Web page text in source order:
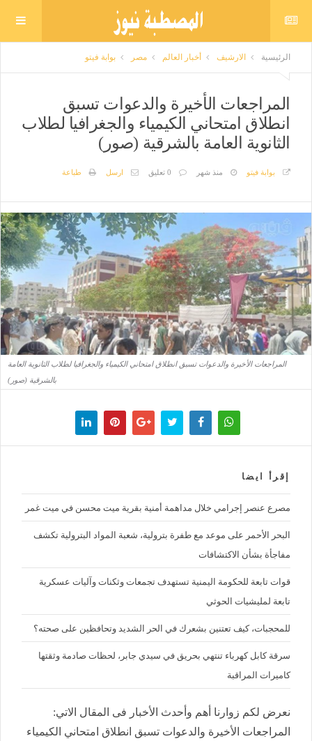
الرئيسية الارشيف أخبار العالم مصر بوابة فيتو
المراجعات الأخيرة والدعوات تسبق
انطلاق امتحاني الكيمياء والجغرافيا لطلاب
الثانوية العامة بالشرقية (صور)
بوابة فيتو منذ شهر 0 تعليق ارسل طباعة
المراجعات الأخيرة والدعوات تسبق انطلاق امتحاني الكيمياء والجغرافيا لطلاب الثانوية العامة
بالشرقية (صور)
إقرأ ايضا
مصرع عنصر إجرامي خلال مداهمة أمنية بقرية ميت محسن في ميت غمر
البحر الأحمر على موعد مع طفرة بترولية، شعبة المواد البترولية تكشف
مفاجأة بشأن الاكتشافات
قوات تابعة للحكومة اليمنية تستهدف تجمعات وثكنات وآليات عسكرية
تابعة لمليشيات الحوثي
للمحجبات، كيف تعتنين بشعرك في الحر الشديد وتحافظين على صحته؟
سرقة كابل كهرباء تنتهي بحريق في سيدي جابر، لحظات صادمة وثقتها
كاميرات المراقبة
نعرض لكم زوارنا أهم وأحدث الأخبار فى المقال الاتي:
المراجعات الأخيرة والدعوات تسبق انطلاق امتحاني الكيمياء